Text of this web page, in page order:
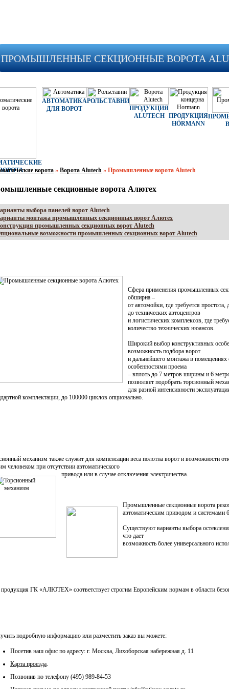
ПРОМЫШЛЕННЫЕ СЕКЦИОННЫЕ ВОРОТА
АВТОМАТИКА
ДЛЯ ВОРОТ
РОЛЬСТАВНИ
ПРОДУКЦИЯ
ALUTECH
ПРОДУКЦИЯ
HÖRMANN
ворота » Ворота Alutech » Промышленные ворота Alutech
секционные ворота Алютех
выбора панелей ворот Alutech
монтажа промышленных секционных ворот Алютех
промышленных секционных ворот Alutech
возможности промышленных секционных ворот Alutech
Сфера применения промышленных
обширна –
от автомойки, где требуется простота,
до технических автоцентров
и логистических комплексов, где
количество технических нюансов.
Широкий выбор конструктивных
возможность подбора ворот
и дальнейшего монтажа в
особенностями проема
– вплоть до 7 метров ширины и 6
позволяет подобрать торсионный
для разной интенсивности
комплектации, до 100000 циклов опционально.
механизм также служит для компенсации веса полотна ворот и возможности
человеком при отсутствии автоматического
привода или в случае отключения электричества.
Промышленные секционные ворота
автоматическим приводом и системами
Существуют варианты выбора
что дает
возможность более универсального
ГК «АЛЮТЕХ» соответствует строгим Европейским нормам в области
подробную информацию или разместить заказ вы можете:
Посетив наш офис по адресу: г. Москва, Лихоборская набережная д. 11
Карта проезда.
Позвонив по телефону (495) 989-84-53